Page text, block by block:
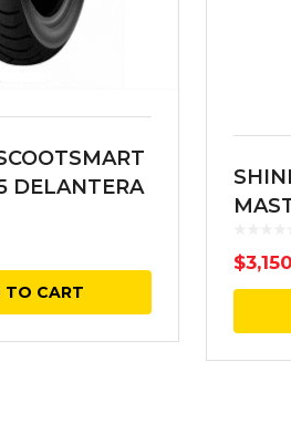
DELANTERA
TO CART
$